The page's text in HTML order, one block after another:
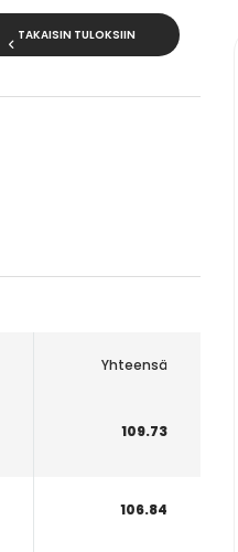
TAKAISIN TULOKSIIN
Yhteensä
109.73
106.84